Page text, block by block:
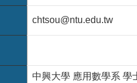
chtsou@ntu.edu.tw
中興大學 應用數學系 學